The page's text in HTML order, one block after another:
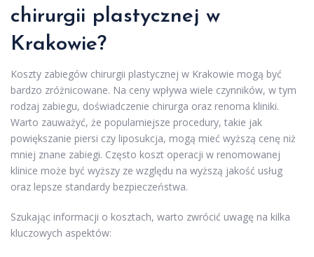
chirurgii plastycznej w
Krakowie?
Koszty zabiegów chirurgii plastycznej w Krakowie mogą być
bardzo zróżnicowane. Na ceny wpływa wiele czynników, w tym
rodzaj zabiegu, doświadczenie chirurga oraz renoma kliniki.
Warto zauważyć, że popularniejsze procedury, takie jak
powiększanie piersi czy liposukcja, mogą mieć wyższą cenę niż
mniej znane zabiegi. Często koszt operacji w renomowanej
klinice może być wyższy ze względu na wyższą jakość usług
oraz lepsze standardy bezpieczeństwa.
Szukając informacji o kosztach, warto zwrócić uwagę na kilka
kluczowych aspektów: